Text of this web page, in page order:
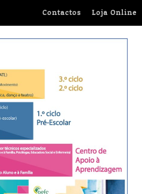
Contactos Loja Online